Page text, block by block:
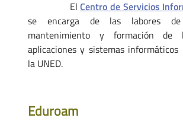
ElCentro de Servicios
se encarga de las labores de
mantenimiento y formación de
aplicaciones y sistemas
la UNED.
Eduroam